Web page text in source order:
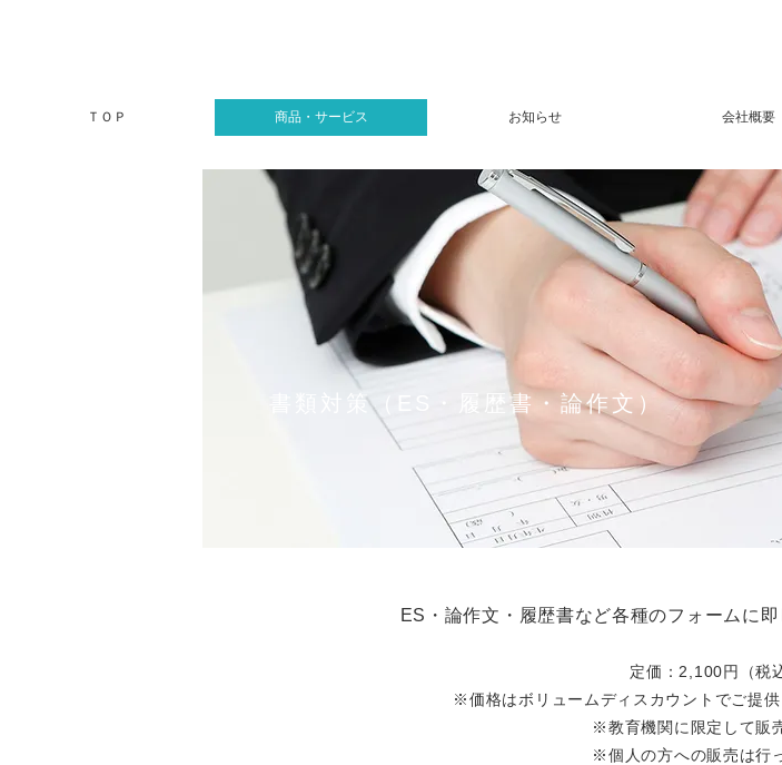
ＴＯＰ 商品・サービス お知らせ 会社概要
書類対策（ES・履歴書・論作文）
ES・論作文・履歴書など各種のフォームに
定価：2,100円（税
※価格はボリュームディスカウントでご提供
※教育機関に限定して販
※個人の方への販売は行